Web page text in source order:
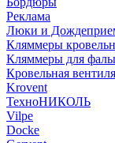
Рекламa
Люки и
Кляммеры
Кляммеры для
Кровельная
Krovent
ТехноНИКОЛЬ
Vilpe
Docke